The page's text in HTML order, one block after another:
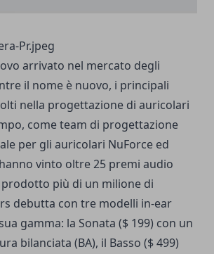
arrivato nel mercato degli
il nome è nuovo, i principali
nella progettazione di auricolari
come team di progettazione
per gli auricolari NuForce ed
vinto oltre 25 premi audio
più di un milione di
debutta con tre modelli in-ear
gamma: la Sonata ($ 199) con un
bilanciata (BA), il Basso ($ 499)